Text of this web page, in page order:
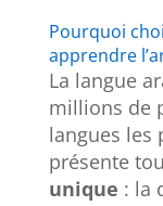
Pourquoi
apprendre
La langue
millions de
langues les
présente
unique : la